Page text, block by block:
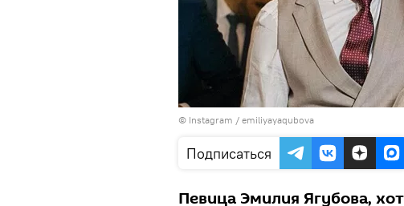
© Instagram / emiliyayaqubova
Подписаться
Певица Эмилия Ягубова,